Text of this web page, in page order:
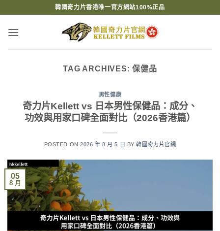
content
韓國奇力片香港唯一官方網站100%正品
TAG ARCHIVES:保健品
男性健康
奇力片Kellett vs 日本男性保健品：成分、
功效與用家口碑全面對比（2026香港篇）
POSTED ON2026 年 8 月 5 日 BY韓國奇力片官網
05
8 月